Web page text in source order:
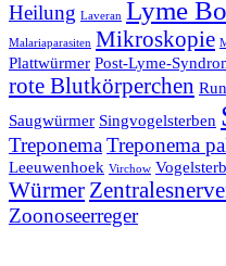
Heilung Laveran Lyme
Malariaparasiten Mikroskopie
Plattwürmer Post-Lyme-
rote Blutkörperchen
Saugwürmer Singvogelsterben
TreponemaTreponema
Leeuwenhoek Virchow
Würmer
Zoonoseerreger